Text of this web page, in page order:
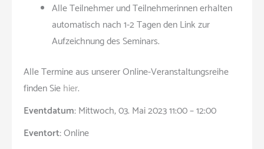
Alle Teilnehmer und Teilnehmerinnen erhalten
automatisch nach 1-2 Tagen den Link zur
Aufzeichnung des Seminars.
Alle Termine aus unserer Online-Veranstaltungsreihe
finden Siehier.
Eventdatum:Mittwoch, 03. Mai 2023 11:00 – 12:00
Eventort:Online